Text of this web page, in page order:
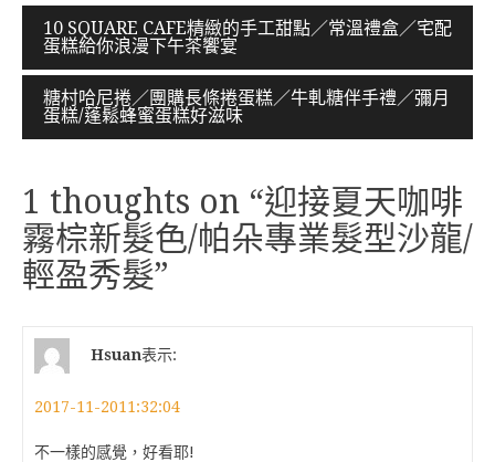
文
章
導
覽
10 SQUARE CAFE精緻的手工甜點／常溫禮盒／宅配
蛋糕給你浪漫下午茶饗宴
糖村哈尼捲／團購長條捲蛋糕／牛軋糖伴手禮／彌月
蛋糕/蓬鬆蜂蜜蛋糕好滋味
1 thoughts on “迎接夏天咖啡
霧棕新髮色/帕朵專業髮型沙龍/
輕盈秀髮”
Hsuan表示:
2017-11-2011:32:04
不一樣的感覺，好看耶!